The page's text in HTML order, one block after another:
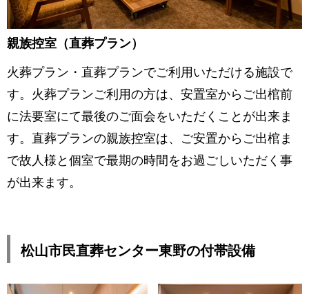
親族控室（直葬プラン）
火葬プラン・直葬プランでご利用いただける施設で
す。火葬プランご利用の方は、安置室からご出棺前
に法要室にて最後のご面会をいただくことが出来ま
す。直葬プランの親族控室は、ご安置からご出棺ま
で故人様と個室で最期の時間をお過ごしいただく事
が出来ます。
松山市民直葬センター東野の付帯設備